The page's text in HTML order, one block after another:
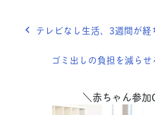
テレビなし生活、3週間が経
ゴミ出しの負担を減らせ
＼赤ちゃん参